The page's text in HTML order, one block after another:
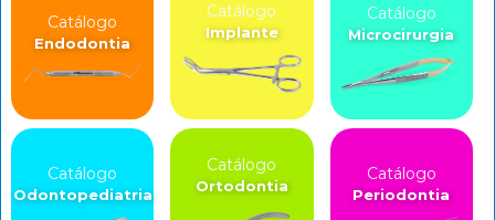
Catálogo
Endodontia
Catálogo
Implante
Catálogo
Microcirurgia
Catálogo
Odontopediatria
Catálogo
Ortodontia
Catálogo
Periodontia